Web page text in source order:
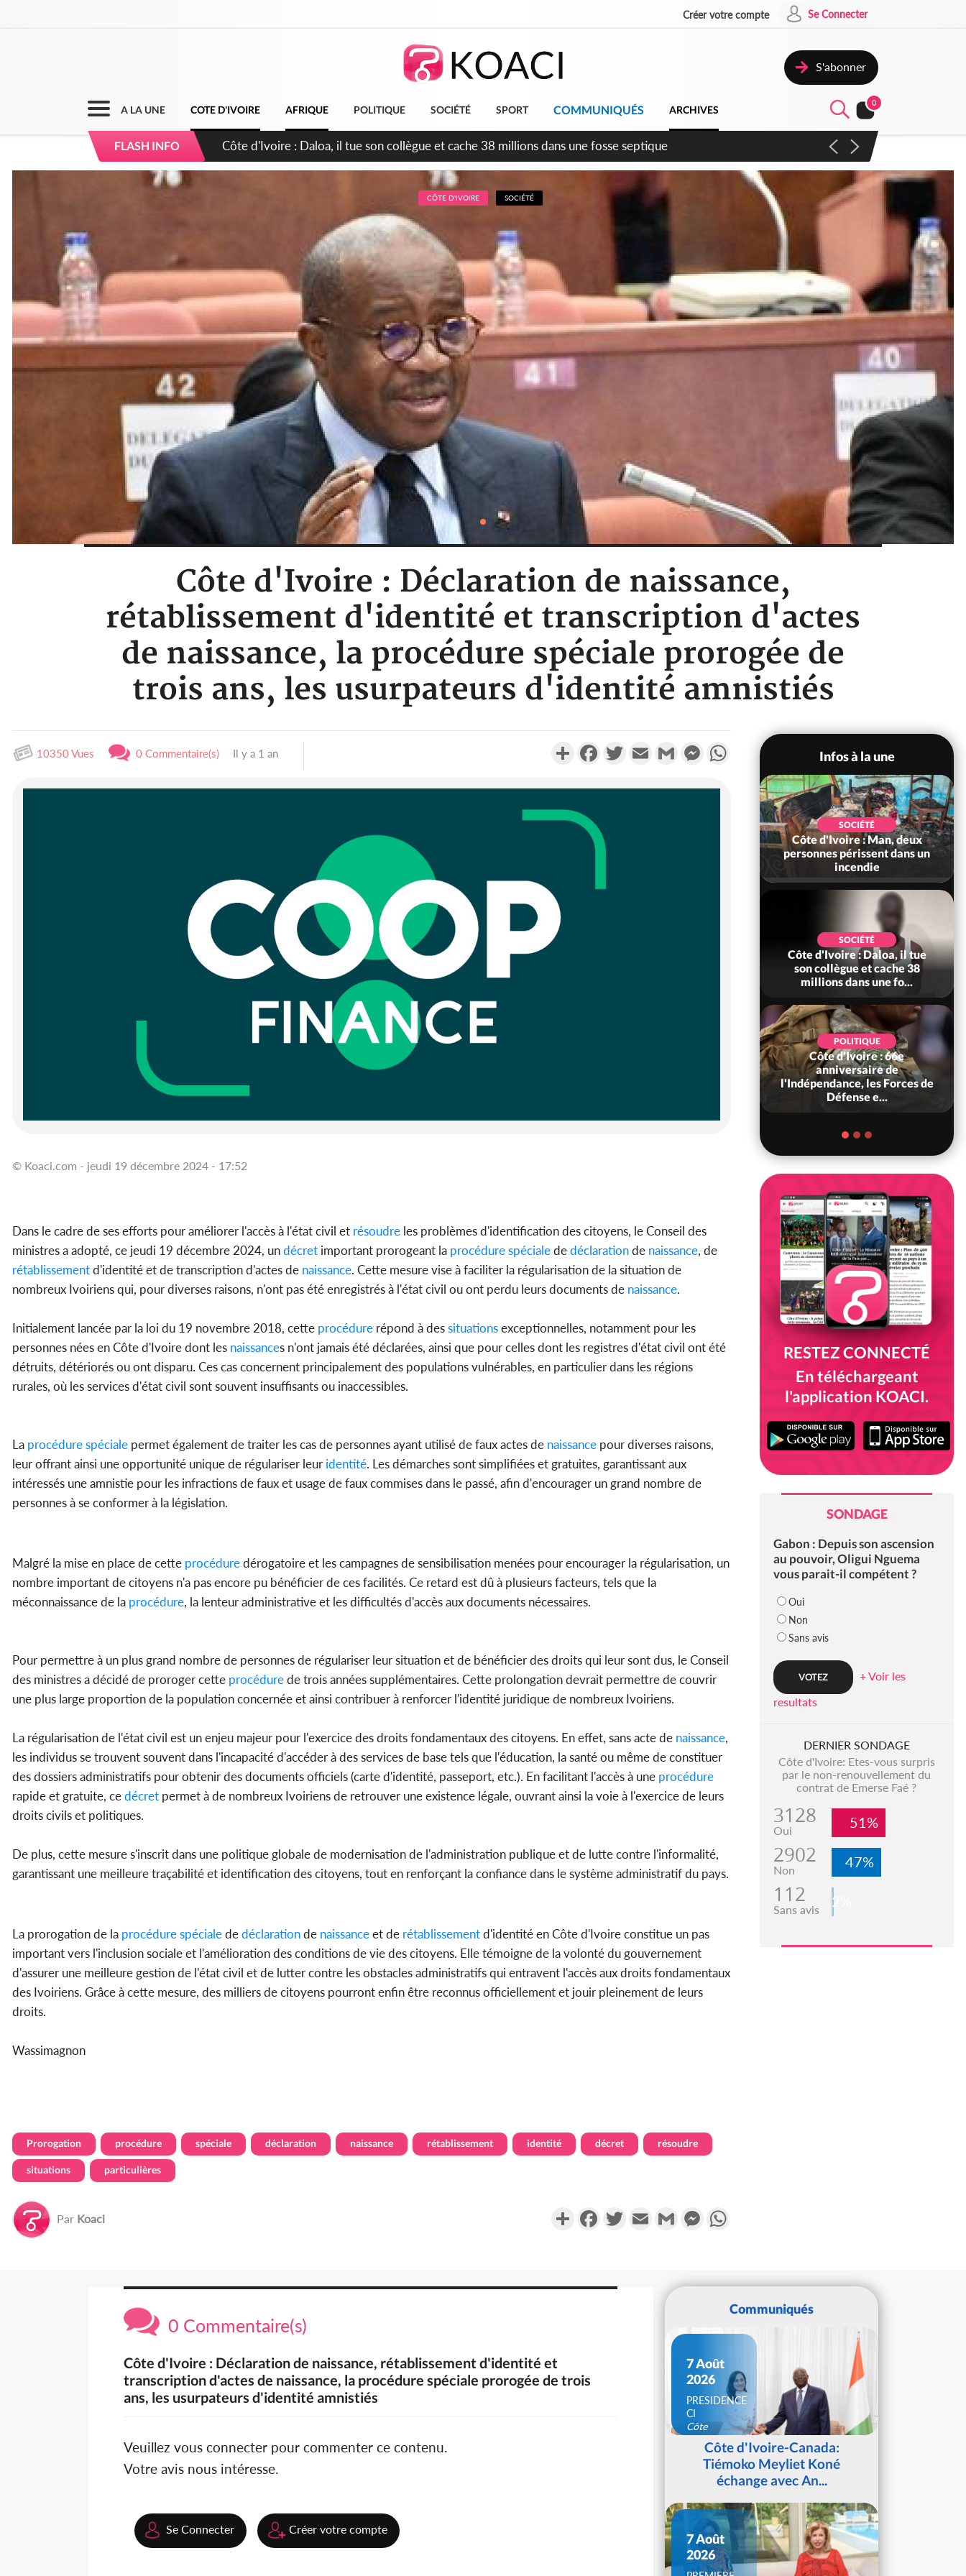
Créer votre compte Se Connecter
S'abonner
A LA UNE COTE D'IVOIRE AFRIQUE POLITIQUE SOCIÉTÉ SPORT COMMUNIQUÉS ARCHIVES
0
FLASH INFO
Côte d'Ivoire : MIRAH, la guerre des communiqués s'intensifie entre la MA-MIRAH et le SYNHA-CI sur fond
de gouvernance et le projet de précompte sur les salaires des agents
CÔTE D'IVOIRE SOCIÉTÉ
Côte d'Ivoire : Déclaration de naissance,
rétablissement d'identité et transcription d'actes
de naissance, la procédure spéciale prorogée de
trois ans, les usurpateurs d'identité amnistiés
10350 Vues 0 Commentaire(s) Il y a 1 an PartagerFacebookTwitterEmail Gmail MessengerWhatsApp
© Koaci.com - jeudi 19 décembre 2024 - 17:52
Dans le cadre de ses efforts pour améliorer l'accès à l'état civil et résoudre les problèmes d'identification des citoyens, le Conseil des
ministres a adopté, ce jeudi 19 décembre 2024, undécret important prorogeant la procédurespécialededéclarationde naissance, de
rétablissementd'identité et de transcription d'actes de naissance. Cette mesure vise à faciliter la régularisation de la situation de
nombreux Ivoiriens qui, pour diverses raisons, n'ont pas été enregistrés à l'état civil ou ont perdu leurs documents de naissance.
Initialement lancée par la loi du 19 novembre 2018, cette procédure répond à dessituationsexceptionnelles, notamment pour les
personnes nées en Côte d'Ivoire dont les naissances n'ont jamais été déclarées, ainsi que pour celles dont les registres d'état civil ont été
détruits, détériorés ou ont disparu. Ces cas concernent principalement des populations vulnérables, en particulier dans les régions
rurales, où les services d'état civil sont souvent insuffisants ou inaccessibles.
La procédurespéciale permet également de traiter les cas de personnes ayant utilisé de faux actes de naissance pour diverses raisons,
leur offrant ainsi une opportunité unique de régulariser leur identité. Les démarches sont simplifiées et gratuites, garantissant aux
intéressés une amnistie pour les infractions de faux et usage de faux commises dans le passé, afin d'encourager un grand nombre de
personnes à se conformer à la législation.
Malgré la mise en place de cette procéduredérogatoire et les campagnes de sensibilisation menées pour encourager la régularisation, un
nombre important de citoyens n'a pas encore pu bénéficier de ces facilités. Ce retard est dû à plusieurs facteurs, tels que la
méconnaissance de la procédure, la lenteur administrative et les difficultés d'accès aux documents nécessaires.
Pour permettre à un plus grand nombre de personnes de régulariser leur situation et de bénéficier des droits qui leur sont dus, le Conseil
des ministres a décidé de proroger cette procédurede trois années supplémentaires. Cette prolongation devrait permettre de couvrir
une plus large proportion de la population concernée et ainsi contribuer à renforcer l'identité juridique de nombreux Ivoiriens.
La régularisation de l'état civil est un enjeu majeur pour l'exercice des droits fondamentaux des citoyens. En effet, sans acte de naissance,
les individus se trouvent souvent dans l'incapacité d'accéder à des services de base tels que l'éducation, la santé ou même de constituer
des dossiers administratifs pour obtenir des documents officiels (carte d'identité, passeport, etc.). En facilitant l'accès à une procédure
rapide et gratuite, cedécret permet à de nombreux Ivoiriens de retrouver une existence légale, ouvrant ainsi la voie à l'exercice de leurs
droits civils et politiques.
De plus, cette mesure s'inscrit dans une politique globale de modernisation de l'administration publique et de lutte contre l'informalité,
garantissant une meilleure traçabilité et identification des citoyens, tout en renforçant la confiance dans le système administratif du pays.
La prorogation de la procédurespécialededéclarationde naissanceet de rétablissementd'identité en Côte d'Ivoire constitue un pas
important vers l'inclusion sociale et l'amélioration des conditions de vie des citoyens. Elle témoigne de la volonté du gouvernement
d'assurer une meilleure gestion de l'état civil et de lutter contre les obstacles administratifs qui entravent l'accès aux droits fondamentaux
des Ivoiriens. Grâce à cette mesure, des milliers de citoyens pourront enfin être reconnus officiellement et jouir pleinement de leurs
droits.
Wassimagnon
Prorogation procédure spéciale déclaration naissance rétablissement identité décret résoudre
situations particulières
Par Koaci PartagerFacebookTwitterEmail Gmail Messenger
Infos à la une
SOCIÉTÉ
Côte d'Ivoire : Man, deux
personnes périssent dans un
incendie
SOCIÉTÉ
Côte d'Ivoire : Daloa, il tue
son collègue et cache 38
millions dans une fo...
POLITIQUE
Côte d'Ivoire : 66e
anniversaire de
l'Indépendance, les Forces de
Défense e...
RESTEZ CONNECTÉ
En téléchargeant
l'application KOACI.
SONDAGE
Gabon : Depuis son ascension
au pouvoir, Oligui Nguema
vous parait-il compétent ?
Oui
Non
Sans avis
+ Voir les
resultats
DERNIER SONDAGE
Côte d'Ivoire: Etes-vous surpris
par le non-renouvellement du
contrat de Emerse Faé ?
3128
Oui 51%
2902
Non 47%
112
Sans avis 2%
0 Commentaire(s)
Côte d'Ivoire : Déclaration de naissance, rétablissement d'identité et
transcription d'actes de naissance, la procédure spéciale prorogée de trois
ans, les usurpateurs d'identité amnistiés
Veuillez vous connecter pour commenter ce contenu.
Votre avis nous intéresse.
Se Connecter Créer votre compte
Communiqués
7 Août
2026
PRESIDENCE
CI
Côte
d'IvoireCôte d'Ivoire-Canada:
Tiémoko Meyliet Koné
échange avec An...
7 Août
2026